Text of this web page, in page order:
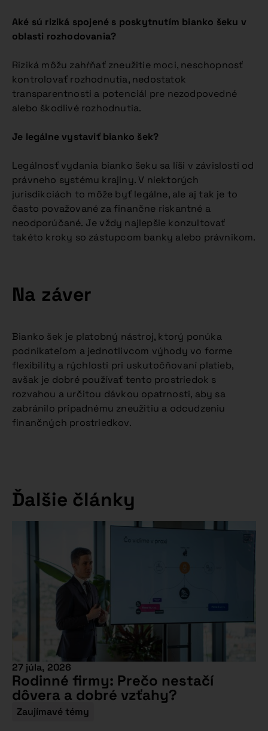
Aké sú riziká spojené s poskytnutím bianko šeku v
oblasti rozhodovania?
Riziká môžu zahŕňať zneužitie moci, neschopnosť
kontrolovať rozhodnutia, nedostatok
transparentnosti a potenciál pre nezodpovedné
alebo škodlivé rozhodnutia.
Je legálne vystaviť bianko šek?
Legálnosť vydania bianko šeku sa líši v závislosti od
právneho systému krajiny. V niektorých
jurisdikciách to môže byť legálne, ale aj tak je to
často považované za finančne riskantné a
neodporúčané. Je vždy najlepšie konzultovať
takéto kroky so zástupcom banky alebo právnikom.
Na záver
Bianko šek je platobný nástroj, ktorý ponúka
podnikateľom a jednotlivcom výhody vo forme
flexibility a rýchlosti pri uskutočňovaní platieb,
avšak je dobré používať tento prostriedok s
rozvahou a určitou dávkou opatrnosti, aby sa
zabránilo prípadnému zneužitiu a odcudzeniu
finančných prostriedkov.
Ďalšie články
27 júla, 2026
Rodinné firmy: Prečo nestačí
dôvera a dobré vzťahy?
Zaujímavé témy